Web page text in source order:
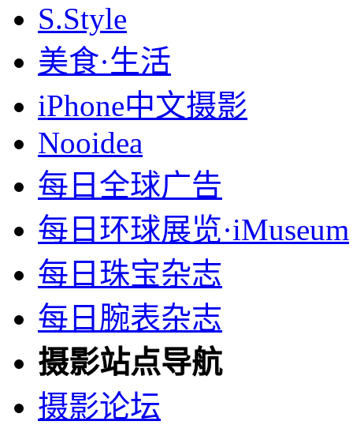
S.Style
美食·生活
iPhone中文摄影
Nooidea
每日全球广告
每日环球展览·iMuseum
每日珠宝杂志
每日腕表杂志
摄影站点导航
摄影论坛